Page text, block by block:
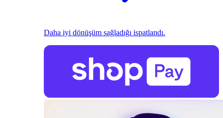
Daha iyi dönüşüm sağladığı ispatlandı.